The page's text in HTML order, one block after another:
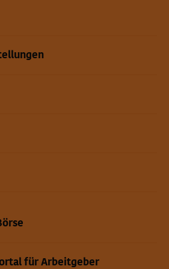
für Arbeitgeber